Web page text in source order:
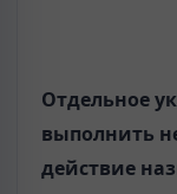
Отдельное
выполнить
действие